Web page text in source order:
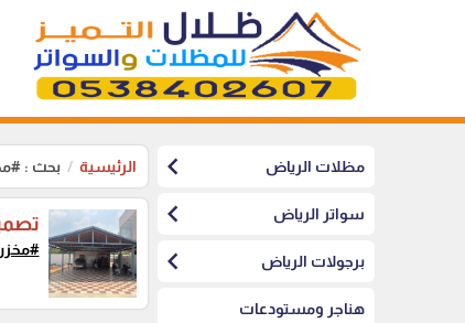
مظلات الرياض chevron_left
سواتر الرياض chevron_left
برجولات الرياض chevron_left
هناجر ومستودعات
الرئيسية بحث :